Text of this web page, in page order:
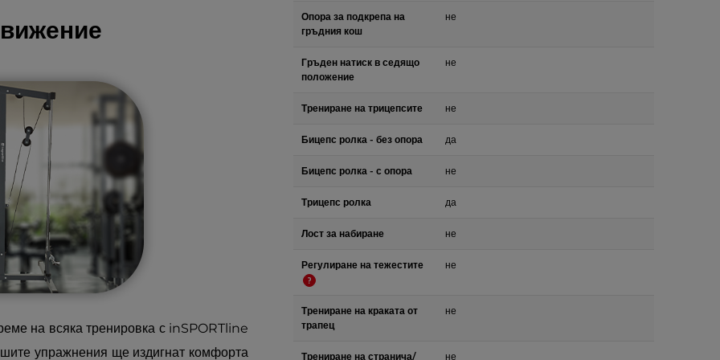
на всяка тренировка с inSPORTline
упражнения ще издигнат комфорта
Опора за подкрепа на
гръдния кош
не
Гръден натиск в седящо
положение
не
Трениране на трицепсите не
Бицепс ролка - без опора да
Бицепс ролка - с опора не
Трицепс ролка да
Лост за набиране не
Регулиране на тежестите не
Трениране на краката от
трапец
не
Трениране на странича/ не